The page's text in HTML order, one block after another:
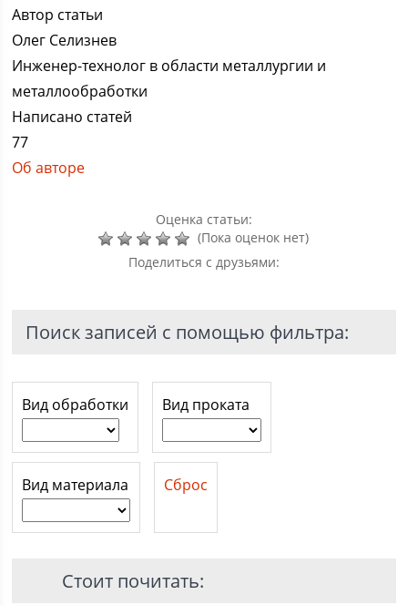
Автор статьи
Олег Селизнев
Инженер-технолог в области металлургии и
металлообработки
Написано статей
77
Об авторе
Оценка статьи:
(Пока оценок нет)
Поделиться с друзьями:
Поиск записей с помощью фильтра:
Вид обработки Вид проката
Вид материала Сброс
Стоит почитать: